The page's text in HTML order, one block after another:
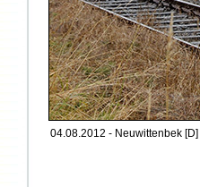
04.08.2012 - Neuwittenbek [D]